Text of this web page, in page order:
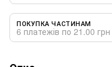
ПОКУПКА ЧАСТИНАМ
6 платежів по 21.00 грн